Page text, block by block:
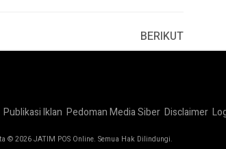
BERIKUT
Publikasi Iklan Pedoman Media Siber Disclaimer
© 2026 JATIM POS Online. Semua Hak Dilindungi.